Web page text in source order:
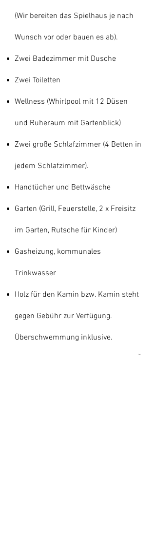
(Wir bereiten das Spielhaus je nach
Wunsch vor oder bauen es ab).
Zwei Badezimmer mit Dusche
Zwei Toiletten
Wellness (Whirlpool mit 12 Düsen
und Ruheraum mit Gartenblick)
Zwei große Schlafzimmer (4 Betten in
jedem Schlafzimmer).
Handtücher und Bettwäsche
Garten (Grill, Feuerstelle, 2 x Freisitz
im Garten, Rutsche für Kinder)
Gasheizung, kommunales
Trinkwasser
Holz für den Kamin bzw. Kamin steht
gegen Gebühr zur Verfügung.
Überschwemmung inklusive.